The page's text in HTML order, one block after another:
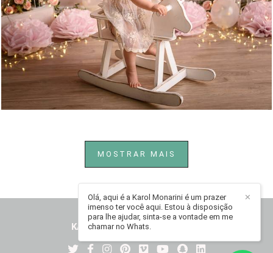
1062 0
MOSTRAR MAIS
KAROL MONARINI/
✕
Olá, aqui é a Karol Monarini é um prazer
imenso ter você aqui. Estou à disposição
para lhe ajudar, sinta-se a vontade em me
chamar no Whats.